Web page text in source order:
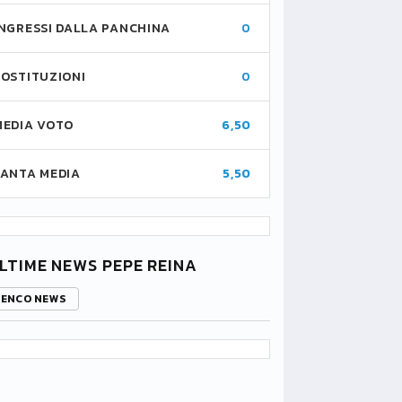
DALLA PANCHINA 0
0
VOTO 6,50
MEDIA 5,50
NEWS PEPE REINA
NEWS